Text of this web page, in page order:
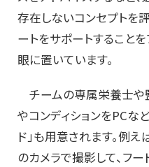
存在しないコンセプトを
ートをサポートすること
眼に置いています。
チームの専属栄養士や
やコンディションをPCな
ド」も用意されます。例
のカメラで撮影して、フ